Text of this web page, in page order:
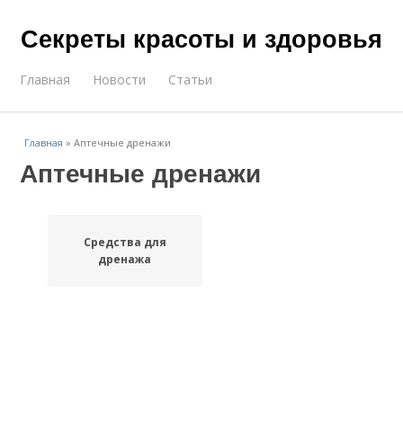
Секреты красоты и здоровья
Главная Новости Статьи
Главная »Аптечные дренажи
Аптечные дренажи
Средства для
дренажа